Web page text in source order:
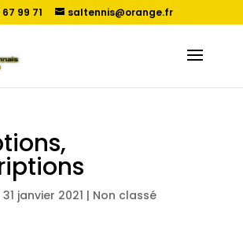
99 71 saltennis@orange.fr
31 janvier 2021 | Non classé